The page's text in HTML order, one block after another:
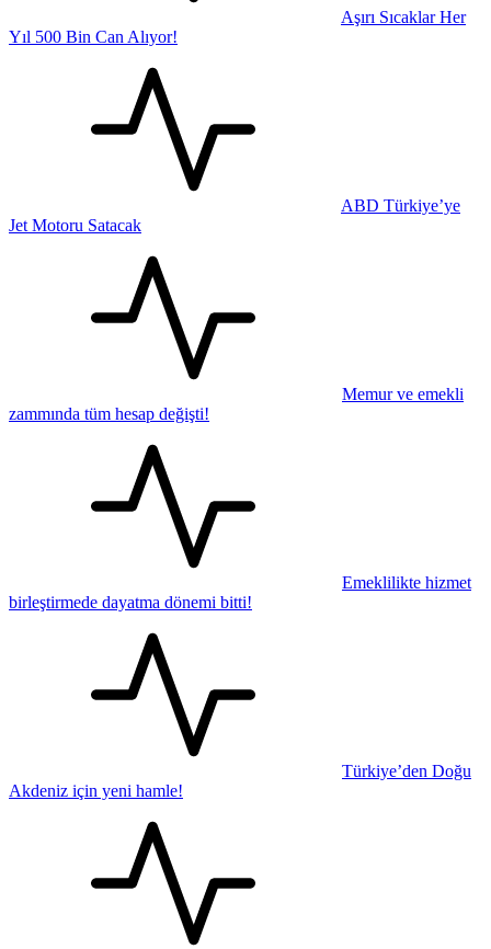
Aşırı Sıcaklar Her
Yıl 500 Bin Can Alıyor!
ABD Türkiye’ye
Jet Motoru Satacak
Memur ve emekli
zammında tüm hesap değişti!
Emeklilikte hizmet
birleştirmede dayatma dönemi bitti!
Türkiye’den Doğu
Akdeniz için yeni hamle!